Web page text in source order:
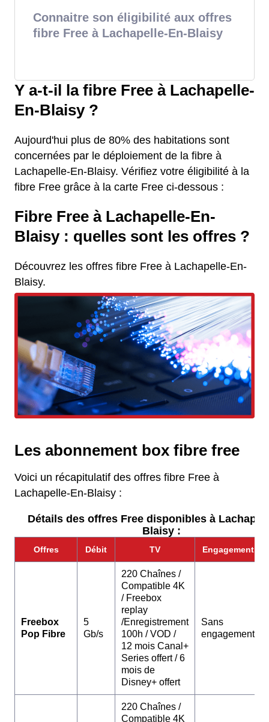
Connaitre son éligibilité aux offres
fibre Free à Lachapelle-En-Blaisy
Y a-t-il la fibre Free à Lachapelle-
En-Blaisy ?
Aujourd'hui plus de 80% des habitations sont
concernées par le déploiement de la fibre à
Lachapelle-En-Blaisy. Vérifiez votre éligibilité à la
fibre Free grâce à la carte Free ci-dessous :
Fibre Free à Lachapelle-En-
Blaisy : quelles sont les offres ?
Découvrez les offres fibre Free à Lachapelle-En-
Blaisy.
Les abonnement box fibre free
Voici un récapitulatif des offres fibre Free à
Lachapelle-En-Blaisy :
Détails des offres Free disponibles à
Blaisy :
Offres Débit TV Engagement
Freebox
Pop Fibre
5
Gb/s
220 Chaînes /
Compatible 4K
/ Freebox
replay
/Enregistrement
100h / VOD /
12 mois Canal+
Series offert / 6
mois de
Disney+ offert
Sans
engagement
220 Chaînes /
Compatible 4K